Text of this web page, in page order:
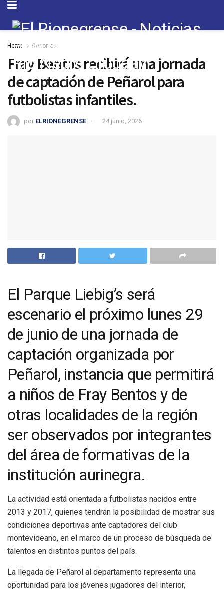
Home Deportes
Fray Bentos recibirá una jornada
de captación de Peñarol para
futbolistas infantiles.
por ELRIONEGRENSE 24 junio, 2026
El Parque Liebig’s será
escenario el próximo lunes 29
de junio de una jornada de
captación organizada por
Peñarol, instancia que permitirá
a niños de Fray Bentos y de
otras localidades de la región
ser observados por integrantes
del área de formativas de la
institución aurinegra.
La actividad está orientada a futbolistas nacidos entre
2013 y 2017, quienes tendrán la posibilidad de mostrar sus
condiciones deportivas ante captadores del club
montevideano, en el marco de un proceso de búsqueda de
talentos en distintos puntos del país.
La llegada de Peñarol al departamento representa una
oportunidad para los jóvenes jugadores del interior,